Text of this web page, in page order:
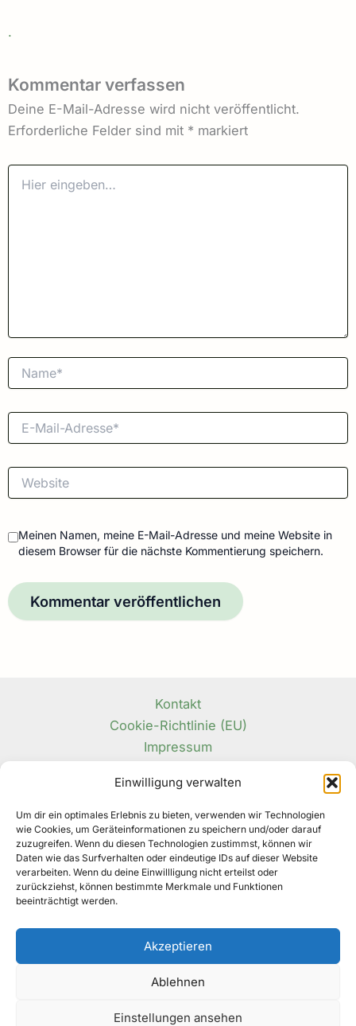
Einwilligung verwalten
Um dir ein optimales Erlebnis zu bieten, verwenden wir Technologien
wie Cookies, um Geräteinformationen zu speichern und/oder darauf
zuzugreifen. Wenn du diesen Technologien zustimmst, können wir
Daten wie das Surfverhalten oder eindeutige IDs auf dieser Website
verarbeiten. Wenn du deine Einwillligung nicht erteilst oder
zurückziehst, können bestimmte Merkmale und Funktionen
beeinträchtigt werden.
Akzeptieren
Ablehnen
Einstellungen ansehen
.
Kommentar verfassen
Deine E-Mail-Adresse wird nicht veröffentlicht.
Erforderliche Felder sind mit * markiert
Hier
eingeben…
Name*
E-
Mail-
Website
Meinen Namen, meine E-Mail-Adresse und meine Website in
diesem Browser für die nächste Kommentierung speichern.
Kontakt
Cookie-Richtlinie (EU)
Impressum
Facebook
Instagram